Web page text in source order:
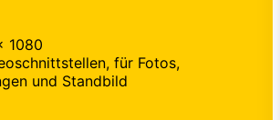
1080
für Fotos,
und Standbild